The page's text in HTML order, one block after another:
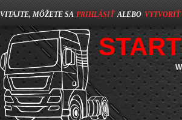
VITAJTE, MÔŽETE SA PRIHLÁSIŤ ALEBO VYTVORIŤ